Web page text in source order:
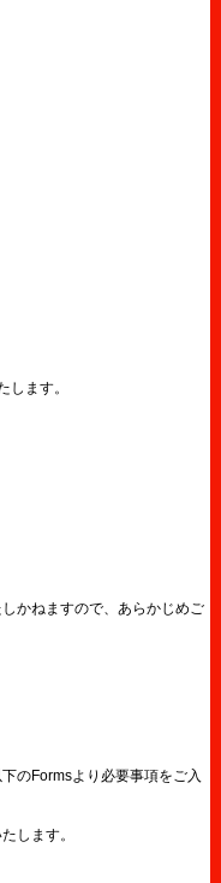
します。
かねますので、あらかじめご
のFormsより必要事項をご入
します。